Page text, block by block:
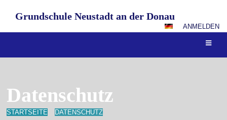
Grundschule Neustadt an der Donau
ANMELDEN
Datenschutz
STARTSEITE DATENSCHUTZ